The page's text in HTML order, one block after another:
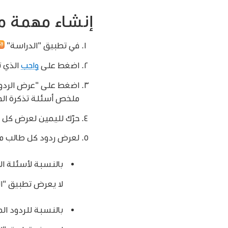
إنشاء مهمة
في تطبيق "الدراسة"
اضغط على واجبالذي
اضغط على "عرض
ملخص أسئلة تذكرة
حرّك لليمين لعرض كل
لعرض ردود كل طالب
بالنسبة لأسئلة
لا يعرض تطبيق
بالنسبة للردود